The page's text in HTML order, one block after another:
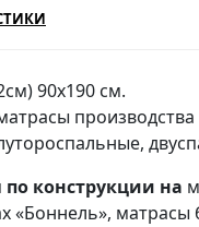
90х190 см.
по конструкции на
«Боннель», матрасы